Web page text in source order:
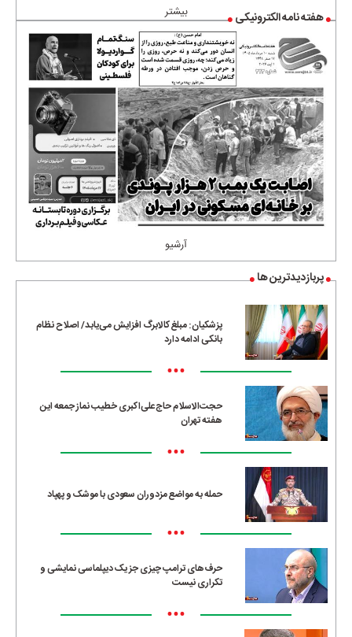
بیشتر هفته نامه الکترونیکی
آرشیو
پربازدیدترین ها
پزشکیان: مبلغ کالابرگ افزایش می‌یابد/ اصلاح نظام
بانکی ادامه دارد
•••
حجت‌الاسلام حاج‌علی‌اکبری خطیب نماز جمعه این
هفته تهران
•••
حمله به مواضع مزدوران سعودی با موشک و پهپاد
•••
حرف‌های ترامپ چیزی جز یک دیپلماسی نمایشی و
تکراری نیست
•••